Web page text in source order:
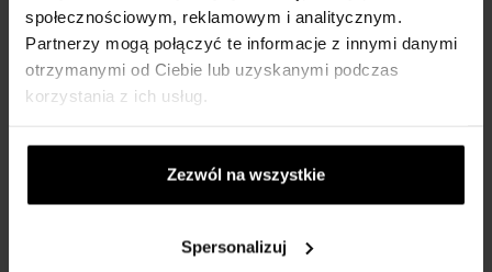
społecznościowym, reklamowym i analitycznym.
Partnerzy mogą połączyć te informacje z innymi danymi
otrzymanymi od Ciebie lub uzyskanymi podczas
korzystania z ich usług.
Zezwól na wszystkie
Spersonalizuj
875,00 zł 1488,00 zł
Roja Parfums Qatar Woda
Roja Parfums Enigma Eau
de Parfum Pour Femme